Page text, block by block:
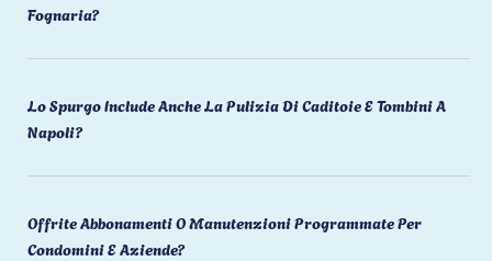
Fognaria?
Lo Spurgo Include Anche La Pulizia Di Caditoie E Tombini A
Napoli?
Offrite Abbonamenti O Manutenzioni Programmate Per
Condomini E Aziende?